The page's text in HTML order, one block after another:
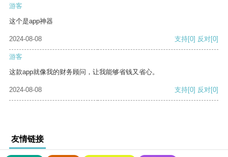
游客
这个是app神器
2024-08-08 支持[0] 反对[0]
游客
这款app就像我的财务顾问，让我能够省钱又省心。
2024-08-08 支持[0] 反对[0]
友情链接